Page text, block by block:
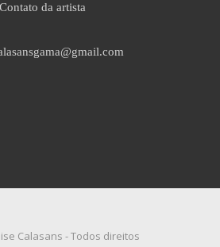
Contato da artista
Calasans - Todos direitos